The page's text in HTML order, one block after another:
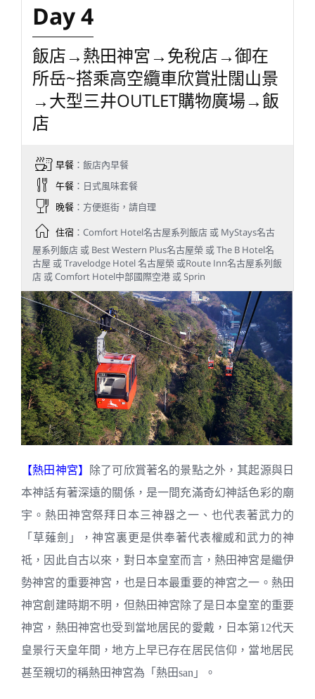
Day 4
飯店→熱田神宮→免稅店→御在
所岳~搭乘高空纜車欣賞壯闊山景
→大型三井OUTLET購物廣場→飯
店
早餐 ：飯店內早餐
午餐 ：日式風味套餐
晚餐 ：方便逛街，請自理
住宿 ：Comfort Hotel名古屋系列飯店 或 MyStays名古
屋系列飯店 或 Best Western Plus名古屋榮 或 The B Hotel名
古屋 或 Travelodge Hotel 名古屋榮 或Route Inn名古屋系列飯
店 或 Comfort Hotel中部國際空港 或 Sprin
【熱田神宮】
除了可欣賞著名的景點之外，其起源與日
本神話有著深遠的關係，是一間充滿奇幻神話色彩的廟
宇。熱田神宮祭拜日本三神器之一、也代表著武力的
「草薙劍」，神宮裏更是供奉著代表權威和武力的神
祗，因此自古以來，對日本皇室而言，熱田神宮是繼伊
勢神宮的重要神宮，也是日本最重要的神宮之一。熱田
神宮創建時期不明，但熱田神宮除了是日本皇室的重要
神宮，熱田神宮也受到當地居民的愛戴，日本第12代天
皇景行天皇年間，地方上早已存在居民信仰，當地居民
甚至親切的稱熱田神宮為「熱田san」。